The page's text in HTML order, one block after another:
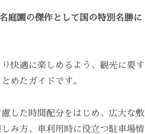
庭園の傑作として国の特別名勝に
快適に楽しめるよう、観光に要す
めたガイドです。
した時間配分をはじめ、広大な敷
み方、車利用時に役立つ駐車場情